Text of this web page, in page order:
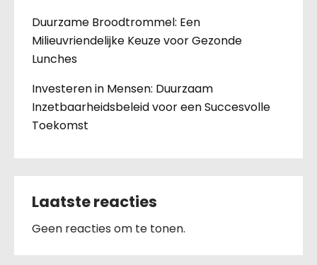
Duurzame Broodtrommel: Een
Milieuvriendelijke Keuze voor Gezonde
Lunches
Investeren in Mensen: Duurzaam
Inzetbaarheidsbeleid voor een Succesvolle
Toekomst
Laatste reacties
Geen reacties om te tonen.